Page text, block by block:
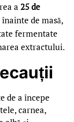
a 25 de
de masă,
fermentate
extractului.
de a începe
carnea,